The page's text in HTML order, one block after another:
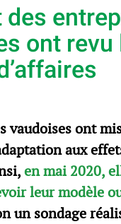
des
ont revu
vaudoises ont
aux
en mai 2020,
leur modèle
un sondage